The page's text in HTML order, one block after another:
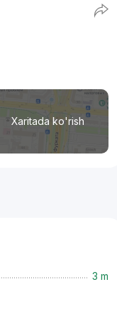
Xaritada ko'rish
3 m